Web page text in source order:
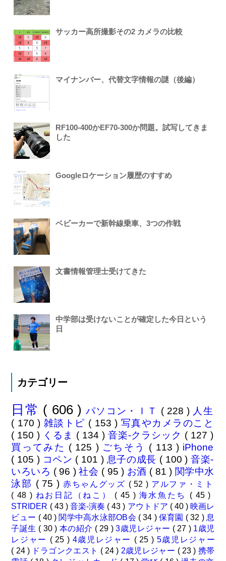
サッカー高所撮影その2 カメラの比較
マイナンバー、代替文字情報の謎（後編）
RF100-400かEF70-300か問題。試写してきま
した
Googleロケーション履歴のすすめ
ベビーカーで新幹線乗車、3つの作戦
文書情報管理士受けてきた
中学部は受けないことが確定した今日という
日
カテゴリー
日常 ( 606 )パソコン・ＩＴ ( 228 ) 人生
( 170 ) 雑談トピ ( 153 ) 写真やカメラのこと
( 150 ) くるま ( 134 ) 音楽-クラシック ( 127 )
買ってみた ( 125 ) ごちそう ( 113 ) iPhone
( 105 ) コペン ( 101 ) 息子の成長 ( 100 )音楽-
いろいろ ( 96 )社会 ( 95 ) お酒 ( 81 ) 関学中水
泳部 ( 75 ) 赤ちゃんグッズ ( 52 ) アルファ・ミト
( 48 ) ねお日記（ねこ） ( 45 ) 海水魚たち ( 45 )
STRIDER ( 43 ) 音楽-演奏 ( 43 ) アウトドア ( 40 ) 映画レ
ビュー ( 40 ) 関学中高水泳部OB会 ( 34 ) 保育園 ( 32 ) 息
子誕生 ( 30 ) 本の紹介 ( 29 )3歳児レジャー ( 27 ) 1歳児
レジャー ( 25 ) 4歳児レジャー ( 25 ) 5歳児レジャー
( 24 ) ドラゴンクエスト ( 24 ) 2歳児レジャー ( 23 ) 携帯